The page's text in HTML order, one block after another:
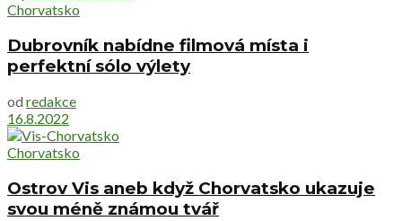
Chorvatsko
Dubrovník nabídne filmová místa i
perfektní sólo výlety
od redakce
16.8.2022
Chorvatsko
Ostrov Vis aneb když Chorvatsko ukazuje
svou méně známou tvář